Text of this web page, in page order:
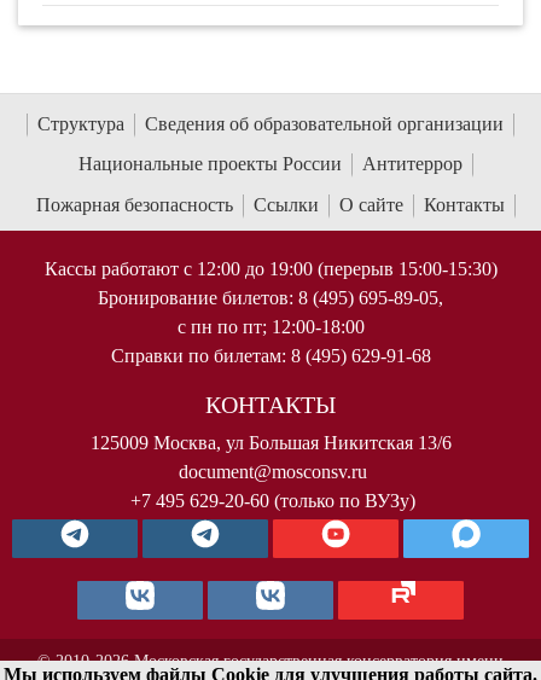
Структура
Сведения об образовательной организации
Национальные проекты России
Антитеррор
Пожарная безопасность
Ссылки О сайте Контакты
Кассы работают с 12:00 до 19:00 (перерыв 15:00-15:30)
Бронирование билетов: 8 (495) 695-89-05,
с пн по пт; 12:00-18:00
Справки по билетам: 8 (495) 629-91-68
КОНТАКТЫ
125009 Москва, ул Большая Никитская 13/6
document@mosconsv.ru
+7 495 629-20-60 (только по ВУЗу)
© 2010-2026 Московская государственная консерватория имени
Мы используем файлы Cookie для улучшения работы сайта.